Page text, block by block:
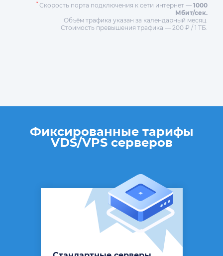
*Скорость порта подключения к сети интернет — 1000
Мбит/сек.
Объём трафика указан за календарный месяц.
Стоимость превышения трафика — 200 ₽ / 1 ТБ.
Фиксированные тарифы
VDS/VPS серверов